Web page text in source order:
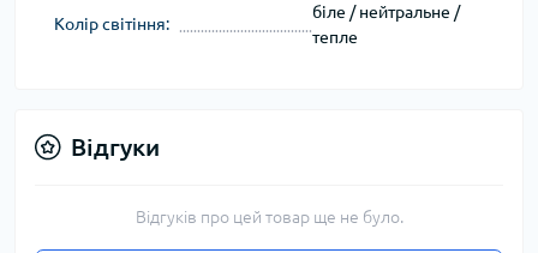
Колір світіння:
біле / нейтральне /
тепле
Відгуки
Відгуків про цей товар ще не було.